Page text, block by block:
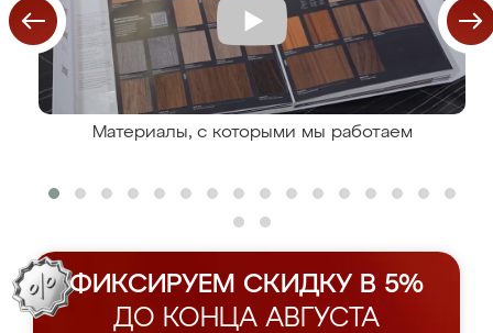
Материалы, с которыми мы работаем
ФИКСИРУЕМ СКИДКУ В 5%
ДО КОНЦА АВГУСТА